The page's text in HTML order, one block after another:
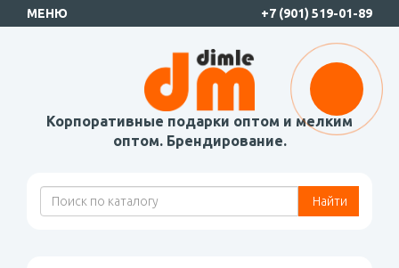
МЕНЮ +7 (901) 519-01-89
Корпоративные подарки оптом и мелким
оптом. Брендирование.
Найти